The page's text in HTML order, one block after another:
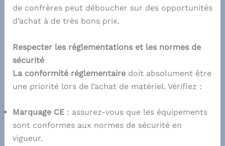
de confrères peut déboucher sur des opportunités
d’achat à de très bons prix.
Respecter les réglementations et les normes de
sécurité
La conformité réglementairedoit absolument être
une priorité lors de l’achat de matériel. Vérifiez :
Marquage CE: assurez-vous que les équipements
sont conformes aux normes de sécurité en
vigueur.